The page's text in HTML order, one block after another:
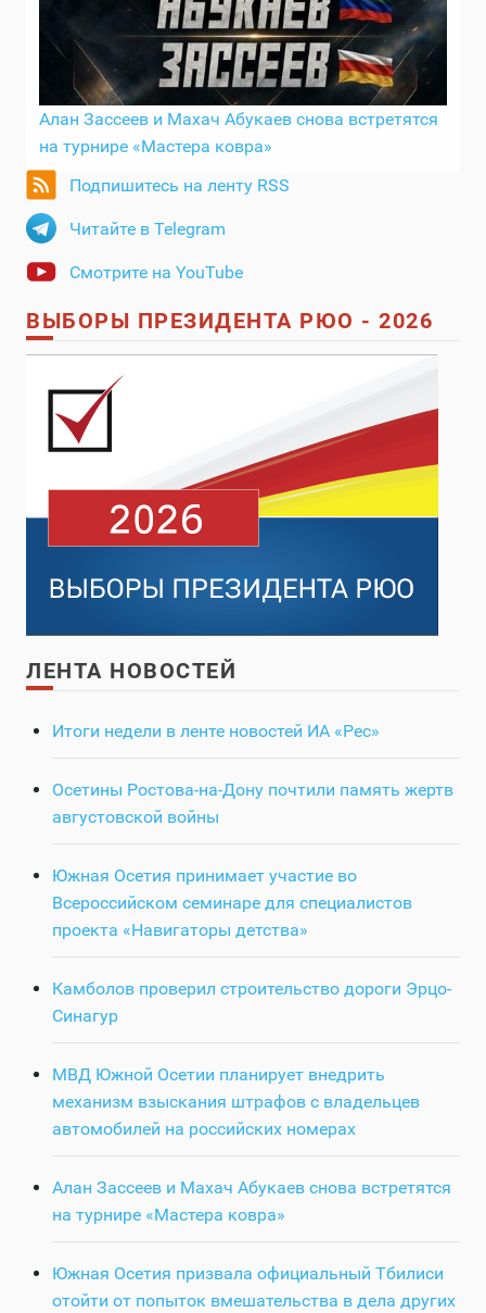
Алан Зассеев и Махач Абукаев снова встретятся
на турнире «Мастера ковра»
Подпишитесь на ленту RSS
Читайте в Telegram
Смотрите на YouTube
ВЫБОРЫ ПРЕЗИДЕНТА РЮО - 2026
ЛЕНТА НОВОСТЕЙ
Итоги недели в ленте новостей ИА «Рес»
Осетины Ростова-на-Дону почтили память жертв
августовской войны
Южная Осетия принимает участие во
Всероссийском семинаре для специалистов
проекта «Навигаторы детства»
Камболов проверил строительство дороги Эрцо-
Синагур
МВД Южной Осетии планирует внедрить
механизм взыскания штрафов с владельцев
автомобилей на российских номерах
Алан Зассеев и Махач Абукаев снова встретятся
на турнире «Мастера ковра»
Южная Осетия призвала официальный Тбилиси
отойти от попыток вмешательства в дела других